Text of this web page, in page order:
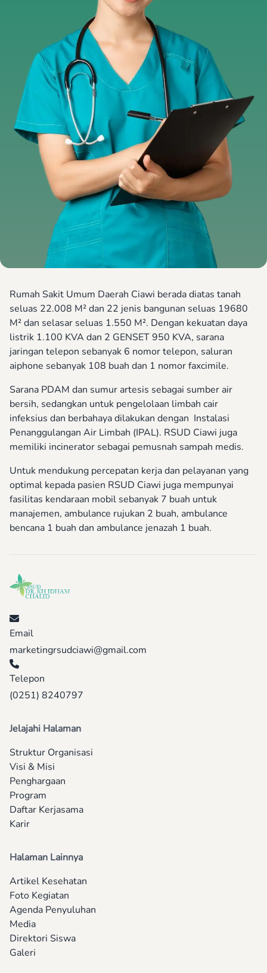
Rumah Sakit Umum Daerah Ciawi berada diatas tanah
seluas 22.008 M² dan 22 jenis bangunan seluas 19680
M² dan selasar seluas 1.550 M². Dengan kekuatan daya
listrik 1.100 KVA dan 2 GENSET 950 KVA, sarana
jaringan telepon sebanyak 6 nomor telepon, saluran
aiphone sebanyak 108 buah dan 1 nomor faxcimile.
Sarana PDAM dan sumur artesis sebagai sumber air
bersih, sedangkan untuk pengelolaan limbah cair
infeksius dan berbahaya dilakukan dengan Instalasi
Penanggulangan Air Limbah (IPAL). RSUD Ciawi juga
memiliki incinerator sebagai pemusnah sampah medis.
Untuk mendukung percepatan kerja dan pelayanan yang
optimal kepada pasien RSUD Ciawi juga mempunyai
fasilitas kendaraan mobil sebanyak 7 buah untuk
manajemen, ambulance rujukan 2 buah, ambulance
bencana 1 buah dan ambulance jenazah 1 buah.
Email
marketingrsudciawi@gmail.com
Telepon
(0251) 8240797
Jelajahi Halaman
Struktur Organisasi
Visi & Misi
Penghargaan
Program
Daftar Kerjasama
Karir
Halaman Lainnya
Artikel Kesehatan
Foto Kegiatan
Agenda Penyuluhan
Media
Direktori Siswa
Galeri